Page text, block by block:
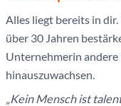
Alles liegt bereits in
über 30 Jahren
Unternehmerin andere
hinauszuwachsen.
„Kein Mensch ist